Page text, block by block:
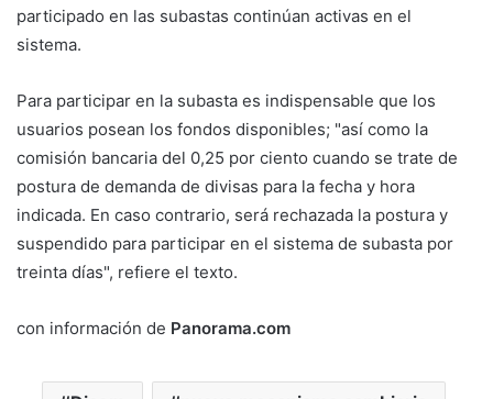
participado en las subastas continúan activas en el
sistema.
Para participar en la subasta es indispensable que los
usuarios posean los fondos disponibles; "así como la
comisión bancaria del 0,25 por ciento cuando se trate de
postura de demanda de divisas para la fecha y hora
indicada. En caso contrario, será rechazada la postura y
suspendido para participar en el sistema de subasta por
treinta días", refiere el texto.
con información de Panorama.com